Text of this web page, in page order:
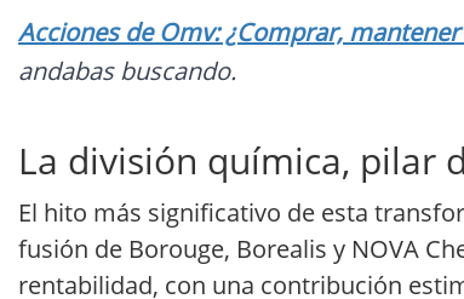
Acciones de Omv: ¿Comprar,
andabas buscando.
La división química, pilar
El hito más significativo de esta
fusión de Borouge, Borealis y NOVA
rentabilidad, con una contribución